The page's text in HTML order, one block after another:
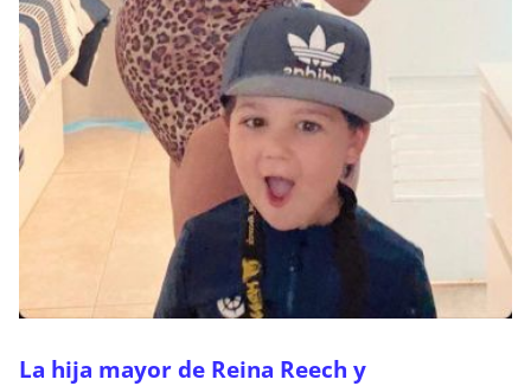
La hija mayor de Reina Reech y